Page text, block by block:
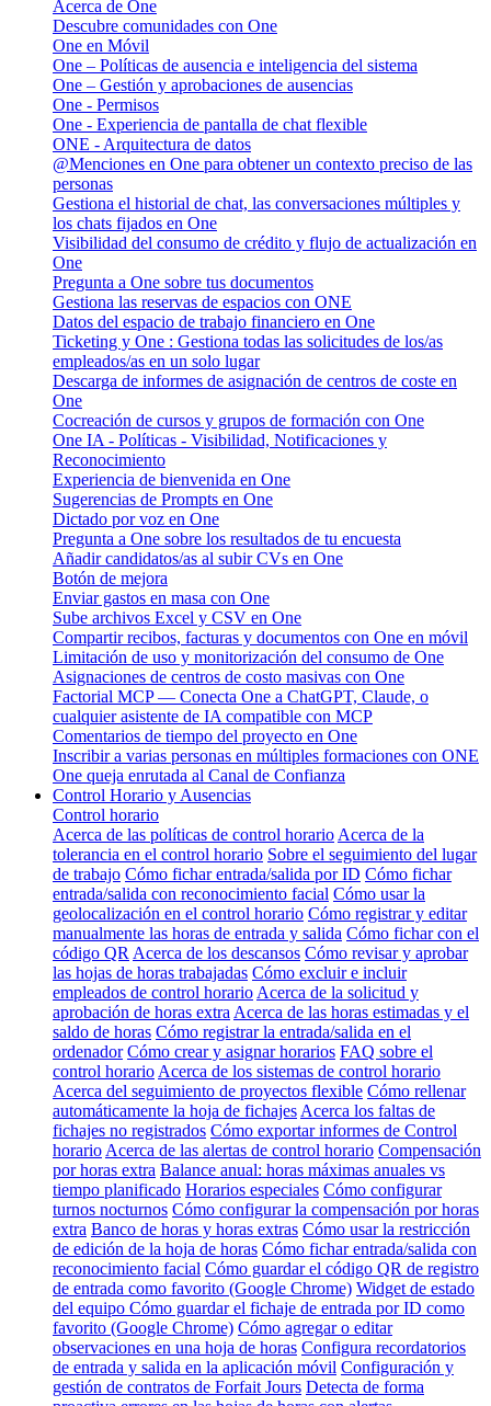
Acerca de One
Descubre comunidades con One
One en Móvil
One – Políticas de ausencia e inteligencia del sistema
One – Gestión y aprobaciones de ausencias
One - Permisos
One - Experiencia de pantalla de chat flexible
ONE - Arquitectura de datos
@Menciones en One para obtener un contexto preciso de las
personas
Gestiona el historial de chat, las conversaciones múltiples y
los chats fijados en One
Visibilidad del consumo de crédito y flujo de actualización en
One
Pregunta a One sobre tus documentos
Gestiona las reservas de espacios con ONE
Datos del espacio de trabajo financiero en One
Ticketing y One : Gestiona todas las solicitudes de los/as
empleados/as en un solo lugar
Descarga de informes de asignación de centros de coste en
One
Cocreación de cursos y grupos de formación con One
One IA - Políticas - Visibilidad, Notificaciones y
Reconocimiento
Experiencia de bienvenida en One
Sugerencias de Prompts en One
Dictado por voz en One
Pregunta a One sobre los resultados de tu encuesta
Añadir candidatos/as al subir CVs en One
Botón de mejora
Enviar gastos en masa con One
Sube archivos Excel y CSV en One
Compartir recibos, facturas y documentos con One en móvil
Limitación de uso y monitorización del consumo de One
Asignaciones de centros de costo masivas con One
Factorial MCP — Conecta One a ChatGPT, Claude, o
cualquier asistente de IA compatible con MCP
Comentarios de tiempo del proyecto en One
Inscribir a varias personas en múltiples formaciones con ONE
One queja enrutada al Canal de Confianza
Control Horario y Ausencias
Control horario
Acerca de las políticas de control horario Acerca de la
tolerancia en el control horario Sobre el seguimiento del lugar
de trabajo Cómo fichar entrada/salida por ID Cómo fichar
entrada/salida con reconocimiento facial Cómo usar la
geolocalización en el control horario Cómo registrar y editar
manualmente las horas de entrada y salida Cómo fichar con el
código QR Acerca de los descansos Cómo revisar y aprobar
las hojas de horas trabajadas Cómo excluir e incluir
empleados de control horario Acerca de la solicitud y
aprobación de horas extra Acerca de las horas estimadas y el
saldo de horas Cómo registrar la entrada/salida en el
ordenador Cómo crear y asignar horarios FAQ sobre el
control horario Acerca de los sistemas de control horario
Acerca del seguimiento de proyectos flexible Cómo rellenar
automáticamente la hoja de fichajes Acerca los faltas de
fichajes no registrados Cómo exportar informes de Control
horario Acerca de las alertas de control horario Compensación
por horas extra Balance anual: horas máximas anuales vs
tiempo planificado Horarios especiales Cómo configurar
turnos nocturnos Cómo configurar la compensación por horas
extra Banco de horas y horas extras Cómo usar la restricción
de edición de la hoja de horas Cómo fichar entrada/salida con
reconocimiento facial Cómo guardar el código QR de registro
de entrada como favorito (Google Chrome) Widget de estado
del equipo Cómo guardar el fichaje de entrada por ID como
favorito (Google Chrome) Cómo agregar o editar
observaciones en una hoja de horas Configura recordatorios
de entrada y salida en la aplicación móvil Configuración y
gestión de contratos de Forfait Jours Detecta de forma